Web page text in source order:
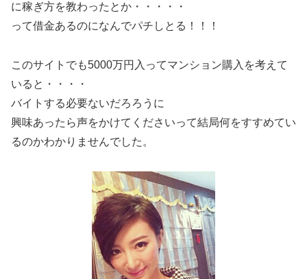
に稼ぎ方を教わったとか・・・・・
って借金あるのになんでパチしとる！！！
このサイトでも5000万円入ってマンション購入を考えて
いると・・・・
バイトする必要ないだろろうに
興味あったら声をかけてくださいって結局何をすすめてい
るのかわかりませんでした。